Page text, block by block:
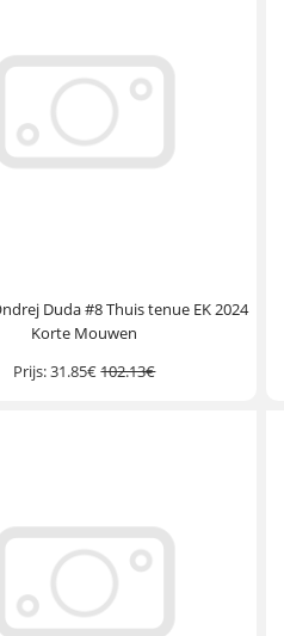
Duda #8 Thuis tenue EK 2024
Korte Mouwen
Prijs:31.85€102.13€